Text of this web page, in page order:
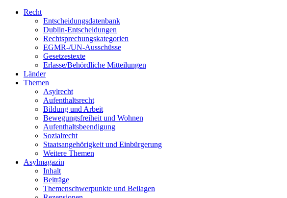
Recht
Entscheidungsdatenbank
Dublin-Entscheidungen
Rechtsprechungskategorien
EGMR-/UN-Ausschüsse
Gesetzestexte
Erlasse/Behördliche Mitteilungen
Länder
Themen
Asylrecht
Aufenthaltsrecht
Bildung und Arbeit
Bewegungsfreiheit und Wohnen
Aufenthaltsbeendigung
Sozialrecht
Staatsangehörigkeit und Einbürgerung
Weitere Themen
Asylmagazin
Inhalt
Beiträge
Themenschwerpunkte und Beilagen